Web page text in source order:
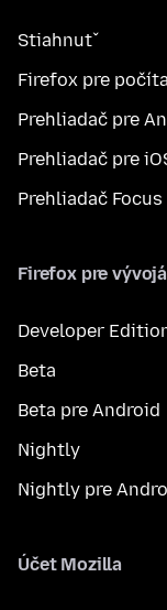
Stiahnuť
Firefox pre
Prehliadač pre
Prehliadač pre
Prehliadač Focus
Firefox pre
Developer
Beta
Beta pre Android
Nightly
Nightly pre
Účet Mozilla